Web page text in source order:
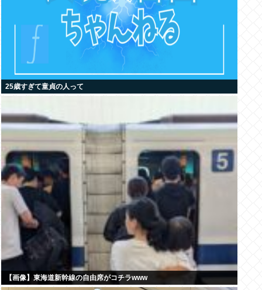
25歳すぎて童貞の人って
【画像】東海道新幹線の自由席がコチラwww